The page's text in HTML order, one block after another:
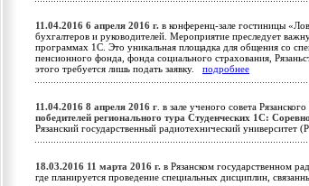
11.04.2016 6 апреля 2016 г. в конференц-зале гостиницы
бухгалтеров и руководителей. Мероприятие преследует
программах 1С. Это уникальная площадка для общения со
пенсионного фонда, фонда социального страхования,
этого требуется лишь подать заявку. подробнее
11.04.2016 8 апреля 2016 г. в зале ученого совета
победителей регионального тура Студенческих 1С:
Рязанский государственный радиотехнический университет
18.03.2016 11 марта 2016 г. в Рязанском государственном
где планируется проведение специальных дисциплин,